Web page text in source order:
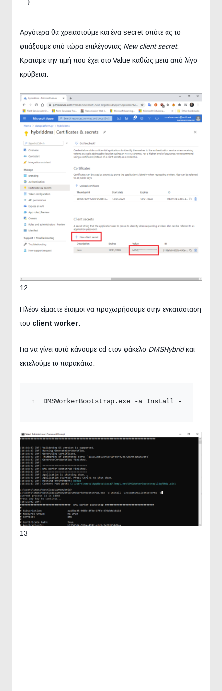
Αργότερα θα χρειαστούμε και ένα secret οπότε ας το
φτιάξουμε από τώρα επιλέγοντας New client secret.
Κρατάμε την τιμή που έχει στο Value καθώς μετά από λίγο
κρύβεται.
12
Πλέον είμαστε έτοιμοι να προχωρήσουμε στην εγκατάσταση
του client worker.
Για να γίνει αυτό κάνουμε cd στον φάκελο DMSHybridκαι
εκτελούμε το παρακάτω:
DMSWorkerBootstrap. exe -a Install -
13